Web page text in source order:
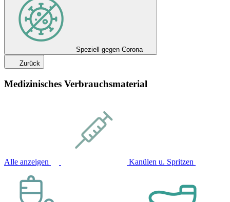
Speziell gegen Corona
Zurück
Medizinisches Verbrauchsmaterial
Alle anzeigen Kanülen u. Spritzen